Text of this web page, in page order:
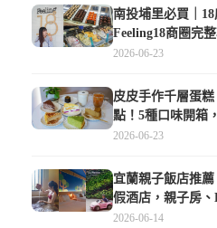
南投埔里必買｜
Feeling18商圈完
樣逛
2026-06-23
皮皮手作千層蛋
點！5種口味開箱
的台北隱藏版
2026-06-23
宜蘭親子飯店推
假酒店，親子房
俱樂部超適合放電
2026-06-14